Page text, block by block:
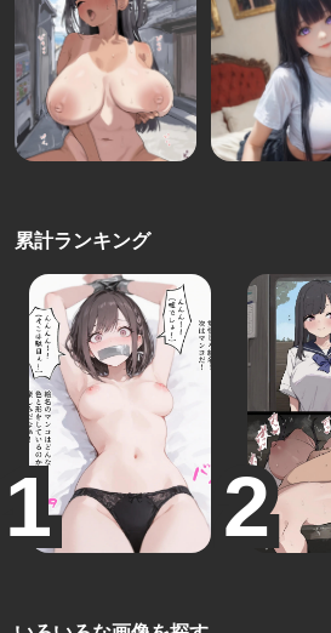
累計ランキング